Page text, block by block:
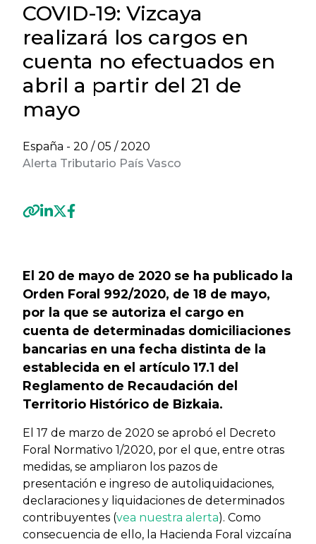
COVID-19: Vizcaya
realizará los cargos en
cuenta no efectuados en
abril a partir del 21 de
mayo
España - 20 / 05 / 2020
Alerta Tributario País Vasco
El 20 de mayo de 2020 se ha publicado la
Orden Foral 992/2020, de 18 de mayo,
por la que se autoriza el cargo en
cuenta de determinadas domiciliaciones
bancarias en una fecha distinta de la
establecida en el artículo 17.1 del
Reglamento de Recaudación del
Territorio Histórico de Bizkaia.
El 17 de marzo de 2020 se aprobó el Decreto
Foral Normativo 1/2020, por el que, entre otras
medidas, se ampliaron los pazos de
presentación e ingreso de autoliquidaciones,
declaraciones y liquidaciones de determinados
contribuyentes (vea nuestra alerta). Como
consecuencia de ello, la Hacienda Foral vizcaína